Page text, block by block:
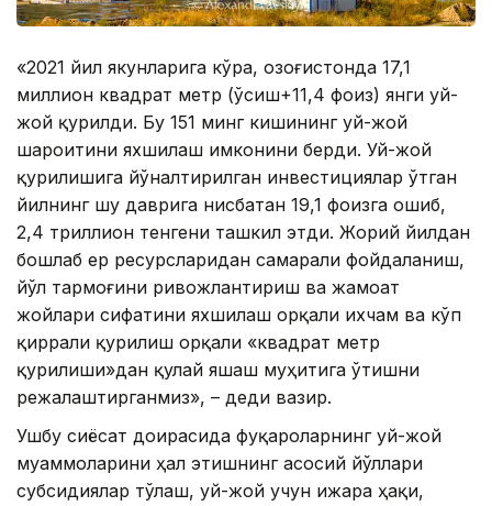
«2021 йил якунларига кўра, Қозоғистонда 17,1
миллион квадрат метр (ўсиш+11,4 фоиз) янги уй-
жой қурилди. Бу 151 минг кишининг уй-жой
шароитини яхшилаш имконини берди. Уй-жой
қурилишига йўналтирилган инвестициялар ўтган
йилнинг шу даврига нисбатан 19,1 фоизга ошиб,
2,4 триллион тенгени ташкил этди. Жорий йилдан
бошлаб ер ресурсларидан самарали фойдаланиш,
йўл тармоғини ривожлантириш ва жамоат
жойлари сифатини яхшилаш орқали ихчам ва кўп
қиррали қурилиш орқали «квадрат метр
қурилиши»дан қулай яшаш муҳитига ўтишни
режалаштирганмиз», – деди вазир.
Ушбу сиёсат доирасида фуқароларнинг уй-жой
муаммоларини ҳал этишнинг асосий йўллари
субсидиялар тўлаш, уй-жой учун ижара ҳақи,